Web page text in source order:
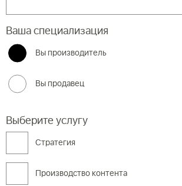
Ваша специализация
Вы производитель
Вы продавец
Выберите услугу
Cтратегия
Производство контента